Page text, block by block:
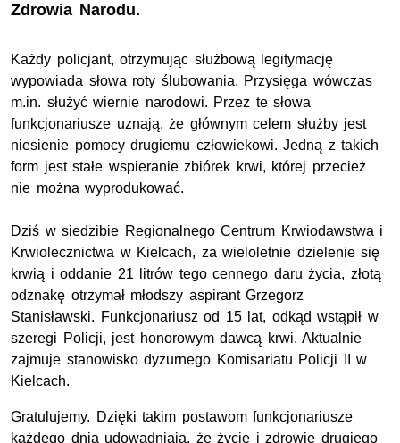
Zdrowia Narodu.
Każdy policjant, otrzymując służbową legitymację
wypowiada słowa roty ślubowania. Przysięga wówczas
m.in. służyć wiernie narodowi. Przez te słowa
funkcjonariusze uznają, że głównym celem służby jest
niesienie pomocy drugiemu człowiekowi. Jedną z takich
form jest stałe wspieranie zbiórek krwi, której przecież
nie można wyprodukować.
Dziś w siedzibie Regionalnego Centrum Krwiodawstwa i
Krwiolecznictwa w Kielcach, za wieloletnie dzielenie się
krwią i oddanie 21 litrów tego cennego daru życia, złotą
odznakę otrzymał młodszy aspirant Grzegorz
Stanisławski. Funkcjonariusz od 15 lat, odkąd wstąpił w
szeregi Policji, jest honorowym dawcą krwi. Aktualnie
zajmuje stanowisko dyżurnego Komisariatu Policji II w
Kielcach.
Gratulujemy. Dzięki takim postawom funkcjonariusze
każdego dnia udowadniają, że życie i zdrowie drugiego